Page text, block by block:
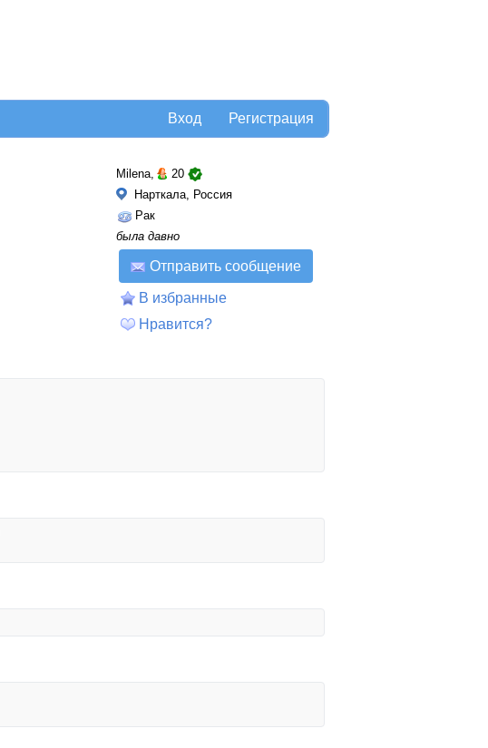
Регистрация
Вход
Milena,
20
Нарткала, Россия
Рак
была давно
Отправить сообщение
В избранные
Нравится?